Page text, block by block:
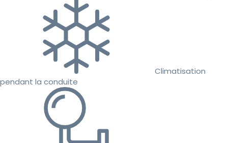
Climatisation
pendant la conduite